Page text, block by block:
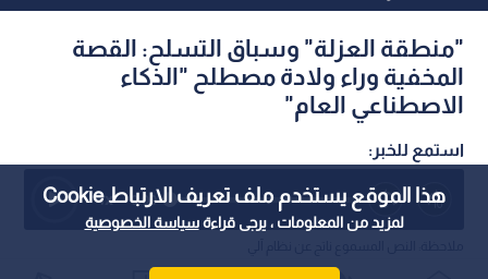
هذا الموقع يستخدم ملف تعريف الارتباط Cookie
لمزيد من المعلومات ، يرجى قراءةسياسة الخصوصية
"منطقة العزلة" وسباق التسلح: القصة
المخفية وراء ولادة مصطلح "الذكاء
الاصطناعي العام"
استمع للخبر:
0:00
1x